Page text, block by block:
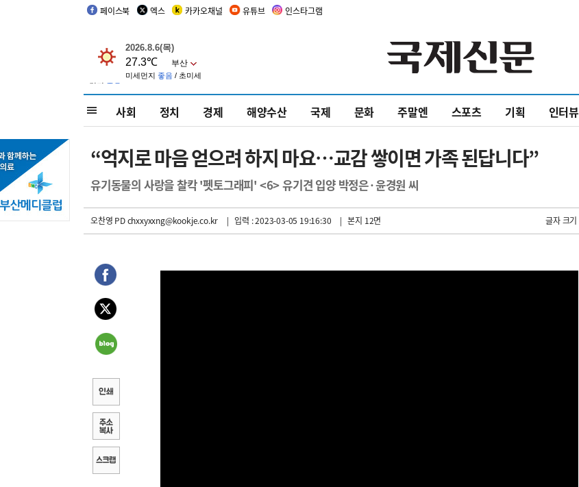
페이스북 엑스 카카오채널 유튜브 인스타그램
사회 정치 경제 해양수산 국제 문화 주말엔 스포츠 기획 인터뷰
“억지로 마음 얻으려 하지 마요…교감 쌓이면 가족 된답니다”
유기동물의 사랑을 찰칵 '펫토그래피' <6> 유기견 입양 박정은·윤경원 씨
오찬영 PD chxxyxxng@kookje.co.kr | 입력 : 2023-03-05 19:16:30 | 본지 12면 글자 크기